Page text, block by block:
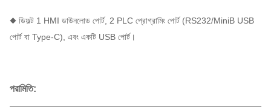
◆ ডিফল্ট 1 HMI ডাউনলোড পোর্ট, 2 PLC প্রোগ্রামিং পোর্ট (RS232/MiniB USB
পোর্ট বা Type-C), এবং একটি USB পোর্ট।
পরামিতি: